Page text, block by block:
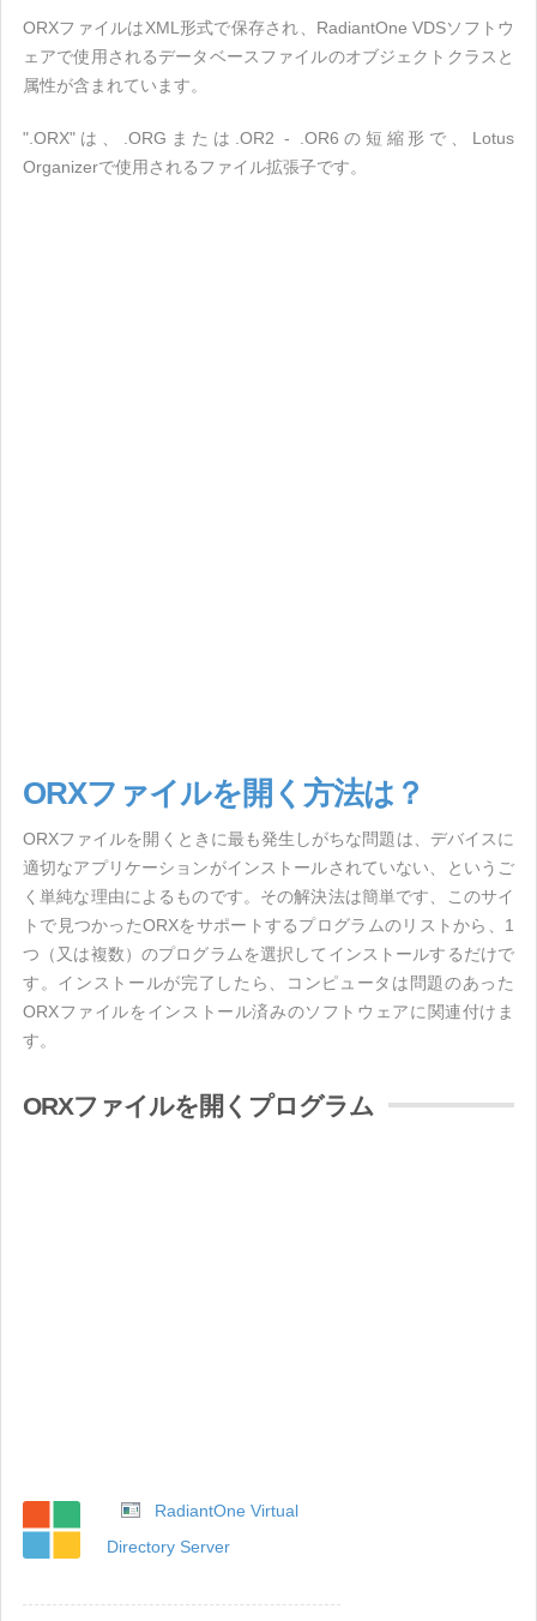
ORXファイルはXML形式で保存され、RadiantOne VDSソフトウ
ェアで使用されるデータベースファイルのオブジェクトクラスと
属性が含まれています。
".ORX"は、.ORGまたは.OR2 - .OR6の短縮形で、Lotus
Organizerで使用されるファイル拡張子です。
ORXファイルを開く方法は？
ORXファイルを開くときに最も発生しがちな問題は、デバイスに
適切なアプリケーションがインストールされていない、というご
く単純な理由によるものです。その解決法は簡単です、このサイ
トで見つかったORXをサポートするプログラムのリストから、1
つ（又は複数）のプログラムを選択してインストールするだけで
す。インストールが完了したら、コンピュータは問題のあった
ORXファイルをインストール済みのソフトウェアに関連付けま
す。
ORXファイルを開くプログラム
RadiantOne Virtual
Directory Server